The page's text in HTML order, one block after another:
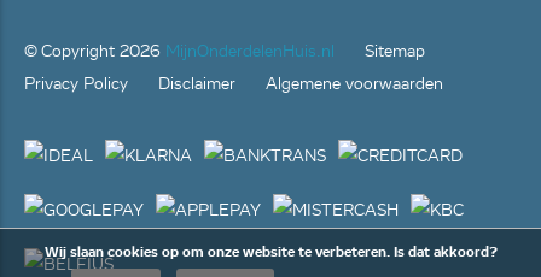
Wij slaan cookies op om onze website te verbeteren. Is dat akkoord?
© Copyright 2026 MijnOnderdelenHuis.nl
Sitemap
Privacy Policy
Disclaimer Algemene voorwaarden